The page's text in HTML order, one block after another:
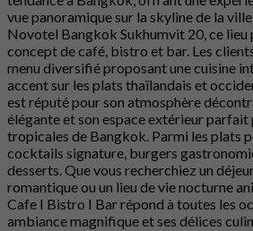
vue panoramique sur la skyline de la
Novotel Bangkok Sukhumvit 20, ce lieu
concept de café, bistro et bar. Les
menu diversifié proposant une cuisine
accent sur les plats thaïlandais et
est réputé pour son atmosphère
élégante et son espace extérieur
tropicales de Bangkok. Parmi les plats
cocktails signature, burgers
desserts. Que vous recherchiez un
romantique ou un lieu de vie nocturne
Cafe I Bistro I Bar répond à toutes les
ambiance magnifique et ses délices